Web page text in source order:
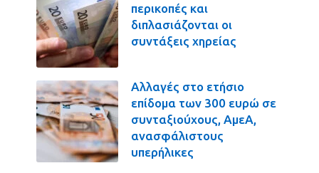
περικοπές και
διπλασιάζονται οι
συντάξεις χηρείας
Αλλαγές στο ετήσιο
επίδομα των 300 ευρώ σε
συνταξιούχους, ΑμεΑ,
ανασφάλιστους
υπερήλικες